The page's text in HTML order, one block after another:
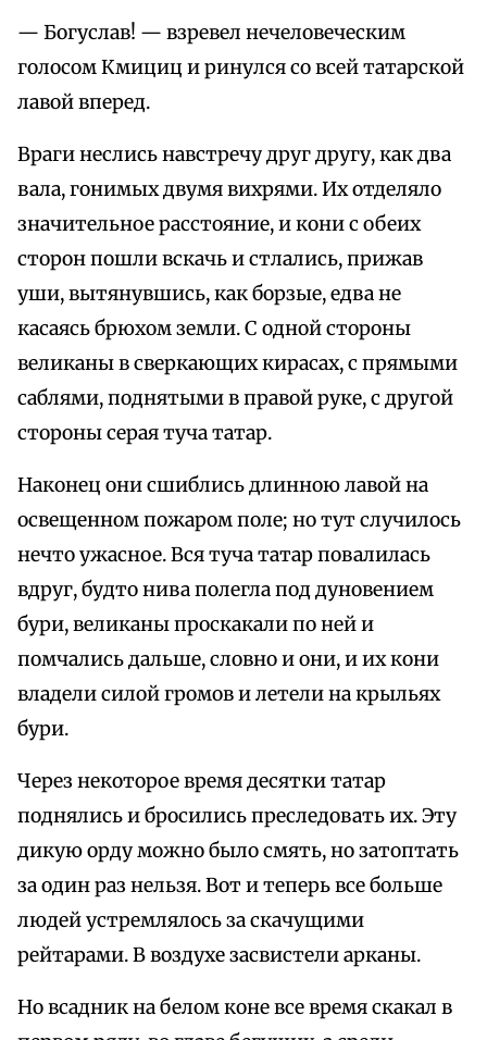
— Богуслав! — взревел нечеловеческим
голосом Кмициц и ринулся со всей татарской
лавой вперед.
Враги неслись навстречу друг другу, как два
вала, гонимых двумя вихрями. Их отделяло
значительное расстояние, и кони с обеих
сторон пошли вскачь и стлались, прижав
уши, вытянувшись, как борзые, едва не
касаясь брюхом земли. С одной стороны
великаны в сверкающих кирасах, с прямыми
саблями, поднятыми в правой руке, с другой
стороны серая туча татар.
Наконец они сшиблись длинною лавой на
освещенном пожаром поле; но тут случилось
нечто ужасное. Вся туча татар повалилась
вдруг, будто нива полегла под дуновением
бури, великаны проскакали по ней и
помчались дальше, словно и они, и их кони
владели силой громов и летели на крыльях
бури.
Через некоторое время десятки татар
поднялись и бросились преследовать их. Эту
дикую орду можно было смять, но затоптать
за один раз нельзя. Вот и теперь все больше
людей устремлялось за скачущими
рейтарами. В воздухе засвистели арканы.
Но всадник на белом коне все время скакал в